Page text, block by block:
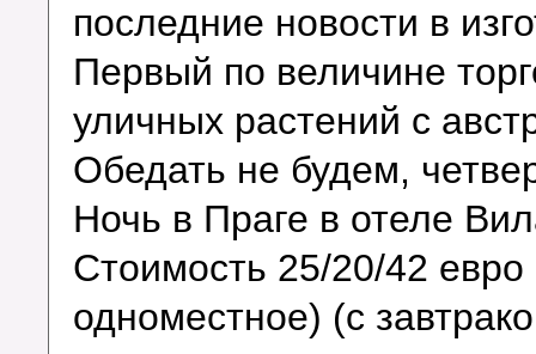
последние новости в
Первый по величине
уличных растений с
Обедать не будем,
Ночь в Праге в отеле
Стоимость 25/20/42
одноместное) (с